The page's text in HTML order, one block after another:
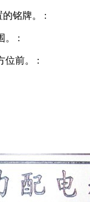
铭牌。 :
。 :
位前。 :